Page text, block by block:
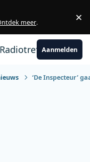
meer. ×
RadiotrefpuntAanmelden
‘De Inspecteur’